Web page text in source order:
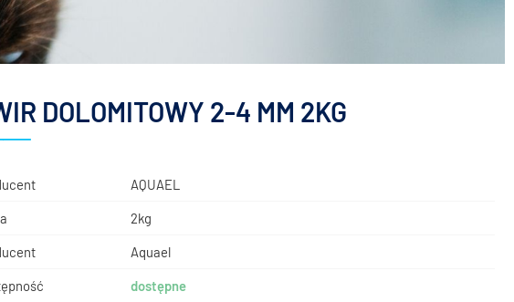
DOLOMITOWY 2-4 MM 2KG
AQUAEL
2kg
Aquael
dostępne